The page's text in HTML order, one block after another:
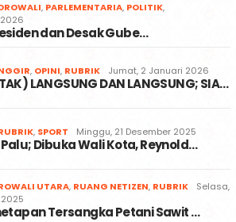
, PARLEMENTARIA, POLITIK,
dan Desak Gube…
, OPINI, RUBRIK Jumat, 2 Januari 2026
LANGSUNG DAN LANGSUNG; SIA…
, SPORT Minggu, 21 Desember 2025
Dibuka Wali Kota, Reynold…
UTARA, RUANG NETIZEN, RUBRIK
Selasa,
Tersangka Petani Sawit …